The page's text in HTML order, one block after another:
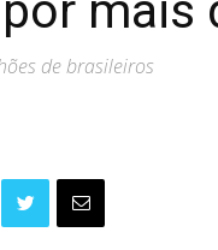
de brasileiros